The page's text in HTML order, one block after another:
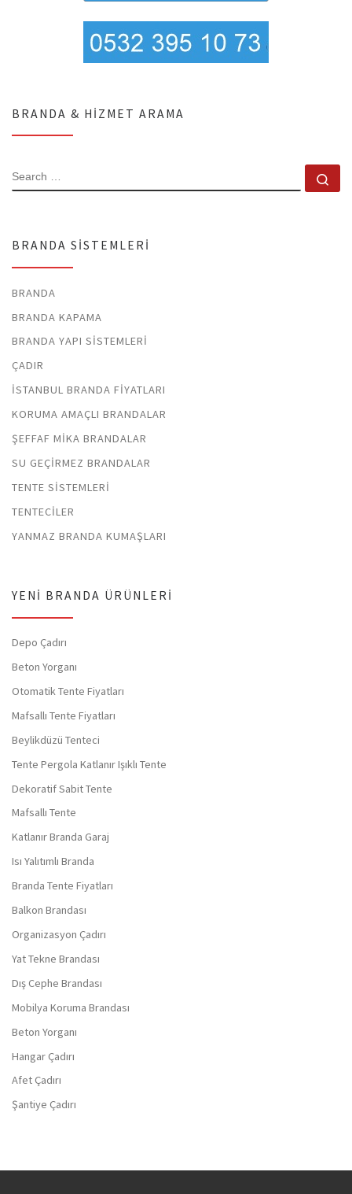
BRANDA & HIZMET ARAMA
SEARCH
BRANDA SISTEMLERI
BRANDA
BRANDA KAPAMA
BRANDA YAPI SISTEMLERI
ÇADIR
İSTANBUL BRANDA FIYATLARI
KORUMA AMAÇLI BRANDALAR
ŞEFFAF MIKA BRANDALAR
SU GEÇIRMEZ BRANDALAR
TENTE SISTEMLERI
TENTECILER
YANMAZ BRANDA KUMAŞLARI
YENI BRANDA ÜRÜNLERI
Depo Çadırı
Beton Yorganı
Otomatik Tente Fiyatları
Mafsallı Tente Fiyatları
Beylikdüzü Tenteci
Tente Pergola Katlanır Işıklı Tente
Dekoratif Sabit Tente
Mafsallı Tente
Katlanır Branda Garaj
Isı Yalıtımlı Branda
Branda Tente Fiyatları
Balkon Brandası
Organizasyon Çadırı
Yat Tekne Brandası
Dış Cephe Brandası
Mobilya Koruma Brandası
Beton Yorganı
Hangar Çadırı
Afet Çadırı
Şantiye Çadırı